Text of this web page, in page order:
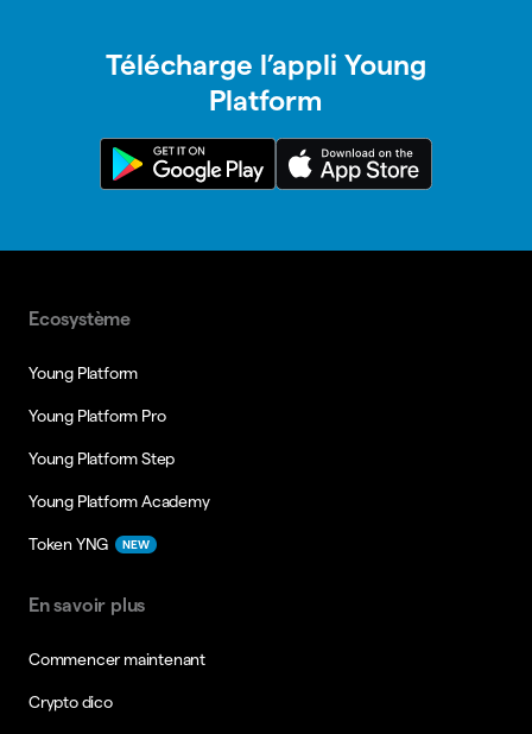
Télécharge l’appli Young
Platform
Ecosystème
Young Platform
Young Platform Pro
Young Platform Step
Young Platform Academy
Token YNG NEW
En savoir plus
Commencer maintenant
Crypto dico